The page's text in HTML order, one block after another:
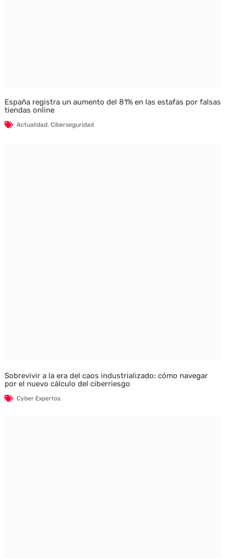
España registra un aumento del 81% en las estafas por falsas
tiendas online
Actualidad, Ciberseguridad
Sobrevivir a la era del caos industrializado: cómo navegar
por el nuevo cálculo del ciberriesgo
Cyber Expertos